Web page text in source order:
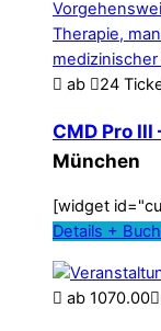
ab 24
CMD Pro
München
[widget
Details +
ab 1070.00